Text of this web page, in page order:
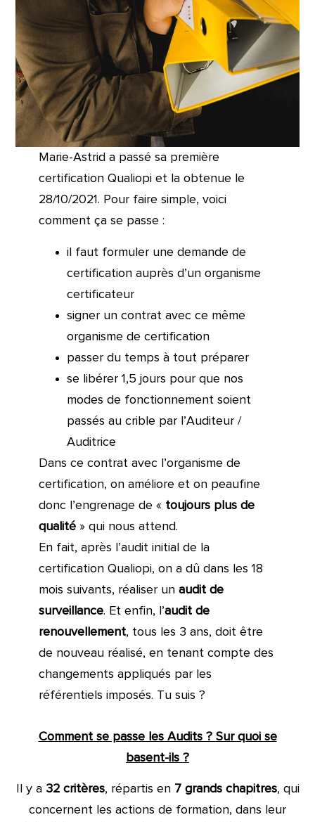
Marie-Astrid a passé sa première
certification Qualiopi et la obtenue le
28/10/2021. Pour faire simple, voici
comment ça se passe :
il faut formuler une demande de
certification auprès d’un organisme
certificateur
signer un contrat avec ce même
organisme de certification
passer du temps à tout préparer
se libérer 1,5 jours pour que nos
modes de fonctionnement soient
passés au crible par l’Auditeur /
Auditrice
Dans ce contrat avec l’organisme de
certification, on améliore et on peaufine
donc l’engrenage de « toujours plus de
qualité» qui nous attend.
En fait, après l’audit initial de la
certification Qualiopi, on a dû dans les 18
mois suivants, réaliser un audit de
surveillance. Et enfin, l’audit de
renouvellement, tous les 3 ans, doit être
de nouveau réalisé, en tenant compte des
changements appliqués par les
référentiels imposés. Tu suis ?
Comment se passe les Audits ? Sur quoi se
basent-ils ?
Il y a 32 critères, répartis en7 grands chapitres, qui
concernent les actions de formation, dans leur